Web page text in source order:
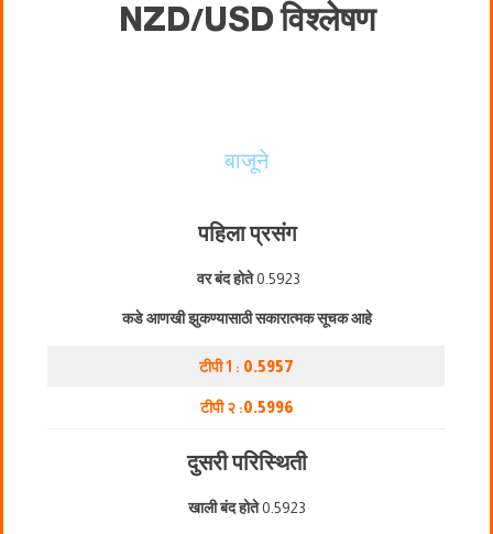
NZD/USD विश्लेषण
बाजूने
पहिला प्रसंग
वर बंद होते0.5923
कडे आणखी झुकण्यासाठी सकारात्मक सूचक आहे
टीपी 1 : 0.5957
टीपी २ :0.5996
दुसरी परिस्थिती
खाली बंद होते0.5923